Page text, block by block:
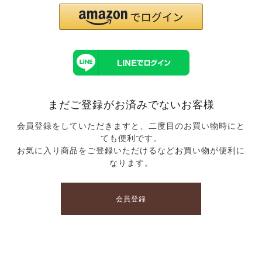
まだご登録がお済みでないお客様
会員登録をしていただきますと、二度目のお買い物時にと
ても便利です。
お気に入り商品をご登録いただけるなどお買い物が便利に
なります。
会員登録